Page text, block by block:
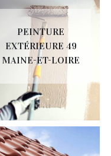
PEINTURE
EXTÉRIEURE 49
MAINE-ET-LOIRE